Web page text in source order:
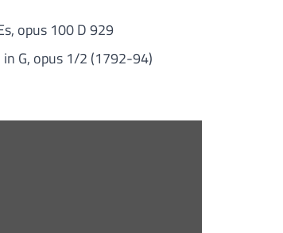
opus 100 D 929
G, opus 1/2 (1792-94)